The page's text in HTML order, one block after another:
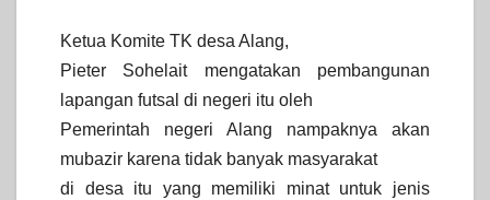
Ketua Komite TK desa Alang,
Pieter Sohelait mengatakan pembangunan
lapangan futsal di negeri itu oleh
Pemerintah negeri Alang nampaknya akan
mubazir karena tidak banyak masyarakat
di desa itu yang memiliki minat untuk jenis